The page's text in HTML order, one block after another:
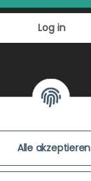
Alle akzeptieren
Log in